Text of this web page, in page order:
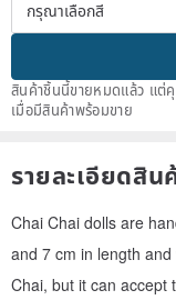
สินค้าชิ้นนี้ขายหมดแล้ว แต่
เมื่อมีสินค้าพร้อมขาย
รายละเอียดสิน
Chai Chai dolls are
and 7 cm in length
Chai, but it can accept